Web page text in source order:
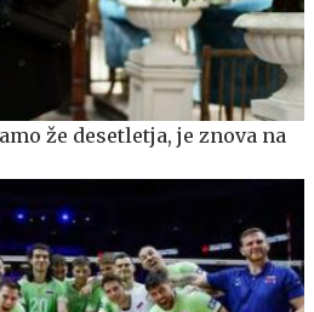
že desetletja, je znova na